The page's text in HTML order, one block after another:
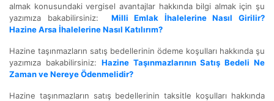
almak konusundaki vergisel avantajlar hakkında bilgi almak için şu
yazımıza bakabilirsiniz: Milli Emlak İhalelerine Nasıl Girilir?
Hazine Arsa İhalelerine Nasıl Katılırım?
Hazine taşınmazların satış bedellerinin ödeme koşulları hakkında şu
yazımıza bakabilirsiniz: Hazine Taşınmazlarının Satış Bedeli Ne
Zaman ve Nereye Ödenmelidir?
Hazine taşınmazların satış bedellerinin taksitle koşulları hakkında